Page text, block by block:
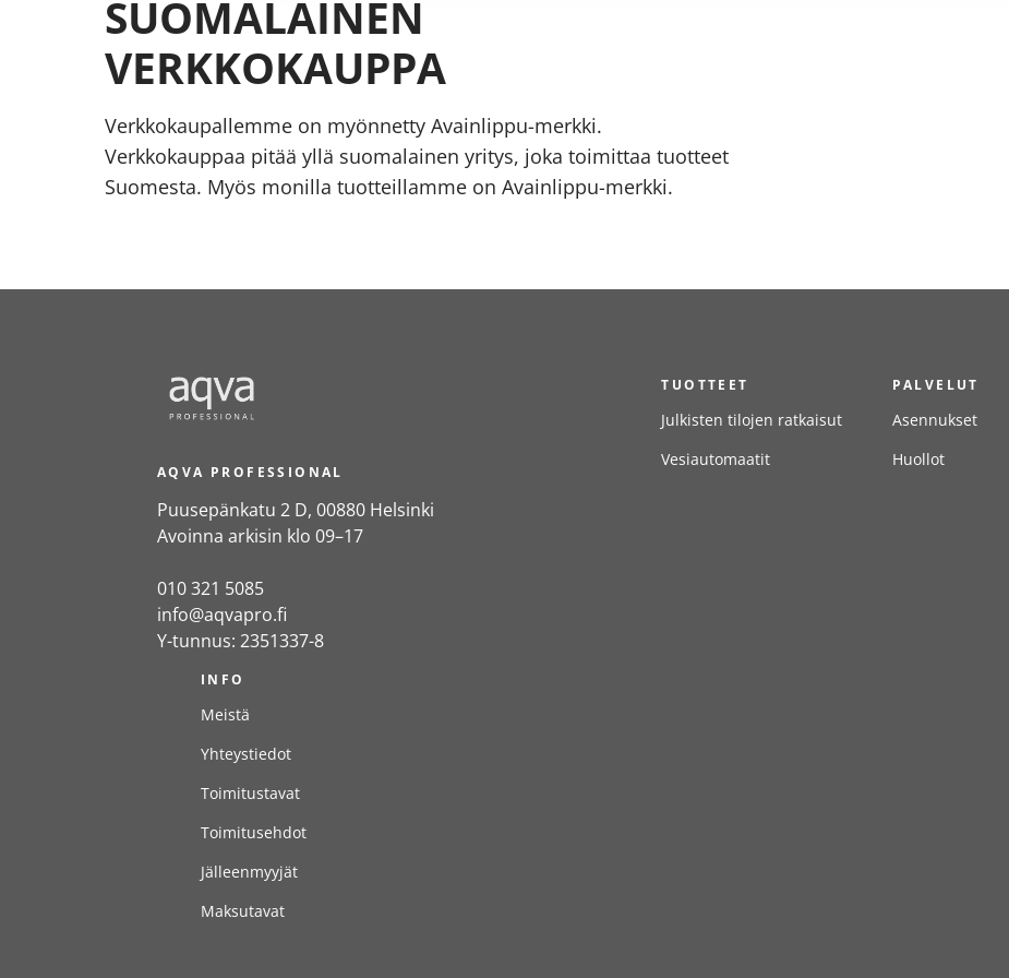
SUOMALAINEN
VERKKOKAUPPA
Verkkokaupallemme on myönnetty Avainlippu-merkki.
Verkkokauppaa pitää yllä suomalainen yritys, joka toimittaa tuotteet
Suomesta. Myös monilla tuotteillamme on Avainlippu-merkki.
AQVA PROFESSIONAL
Puusepänkatu 2 D, 00880 Helsinki
Avoinna arkisin klo 09–17
010 321 5085
info@aqvapro.fi
Y-tunnus: 2351337-8
TUOTTEET
Julkisten tilojen ratkaisut
Vesiautomaatit
PALVELUT
Asennukset
Huollot
INFO
Meistä
Yhteystiedot
Toimitustavat
Toimitusehdot
Jälleenmyyjät
Maksutavat